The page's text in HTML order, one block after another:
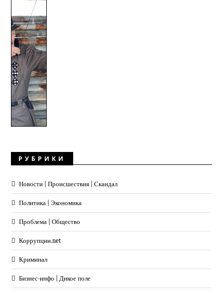
РУБРИКИ
Новости | Происшествия | Скандал
Политика | Экономика
Проблема | Общество
Коррупции.net
Криминал
Бизнес-инфо | Дикое поле